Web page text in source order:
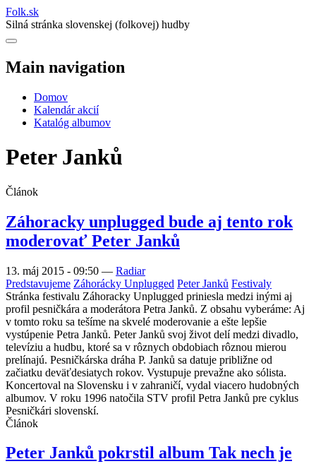
Folk.sk
Silná stránka slovenskej (folkovej) hudby
Main navigation
Domov
Kalendár akcií
Katalóg albumov
Peter Janků
Článok
Záhoracky unplugged bude aj tento rok
moderovať Peter Janků
13. máj 2015 - 09:50 — Radiar
Predstavujeme Záhorácky Unplugged Peter Janků Festivaly
Stránka festivalu Záhoracky Unplugged priniesla medzi inými aj
profil pesničkára a moderátora Petra Janků. Z obsahu vyberáme: Aj
v tomto roku sa tešíme na skvelé moderovanie a ešte lepšie
vystúpenie Petra Janků. Peter Janků svoj život delí medzi divadlo,
televíziu a hudbu, ktoré sa v rôznych obdobiach rôznou mierou
prelínajú. Pesničkárska dráha P. Janků sa datuje približne od
začiatku deväťdesiatych rokov. Vystupuje prevažne ako sólista.
Koncertoval na Slovensku i v zahraničí, vydal viacero hudobných
albumov. V roku 1996 natočila STV profil Petra Janků pre cyklus
Pesničkári slovenskí.
Článok
Peter Janků pokrstil album Tak nech je